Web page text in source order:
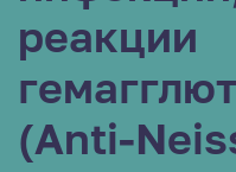
реакции
(Anti-